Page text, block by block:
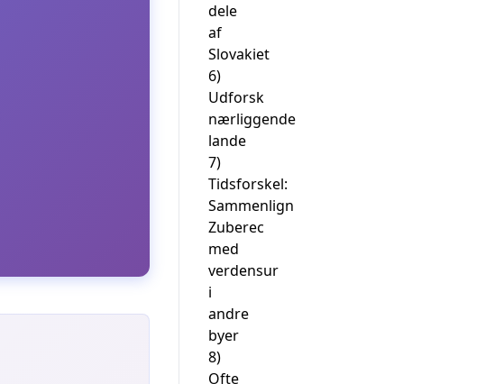
dele
af
Slovakiet
6)
Udforsk
nærliggende
lande
7)
Tidsforskel:
Sammenlign
Zuberec
med
verdensur
i
andre
byer
8)
Ofte